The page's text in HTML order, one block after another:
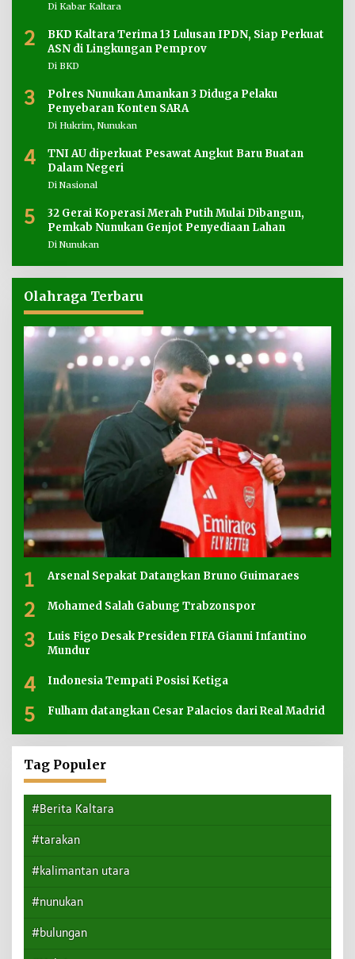
Di Kabar Kaltara
2
BKD Kaltara Terima 13 Lulusan IPDN, Siap Perkuat
ASN di Lingkungan Pemprov
Di BKD
3
Polres Nunukan Amankan 3 Diduga Pelaku
Penyebaran Konten SARA
Di Hukrim, Nunukan
4
TNI AU diperkuat Pesawat Angkut Baru Buatan
Dalam Negeri
Di Nasional
5
32 Gerai Koperasi Merah Putih Mulai Dibangun,
Pemkab Nunukan Genjot Penyediaan Lahan
Di Nunukan
Olahraga Terbaru
1 Arsenal Sepakat Datangkan Bruno Guimaraes
2 Mohamed Salah Gabung Trabzonspor
3
Luis Figo Desak Presiden FIFA Gianni Infantino
Mundur
4 Indonesia Tempati Posisi Ketiga
5 Fulham datangkan Cesar Palacios dari Real Madrid
Tag Populer
#Berita Kaltara
#tarakan
#kalimantan utara
#nunukan
#bulungan